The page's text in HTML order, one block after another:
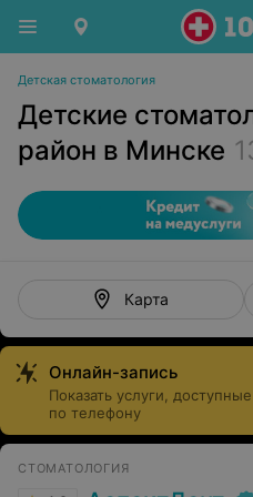
Детская стоматология
Детские
район в Минске
Карта
Онлайн-запись
Показать услуги,
по телефону
СТОМАТОЛОГИЯ